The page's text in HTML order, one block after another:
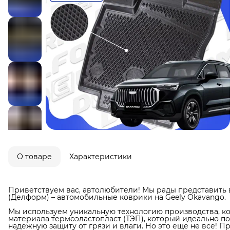
О товаре Характеристики
Приветствуем вас, автолюбители! Мы рады
(Делформ) – автомобильные коврики на Geely Okavango.
Мы используем уникальную технологию производства,
материала термоэластопласт (ТЭП), который идеально
надежную защиту от грязи и влаги. Но это еще не все!